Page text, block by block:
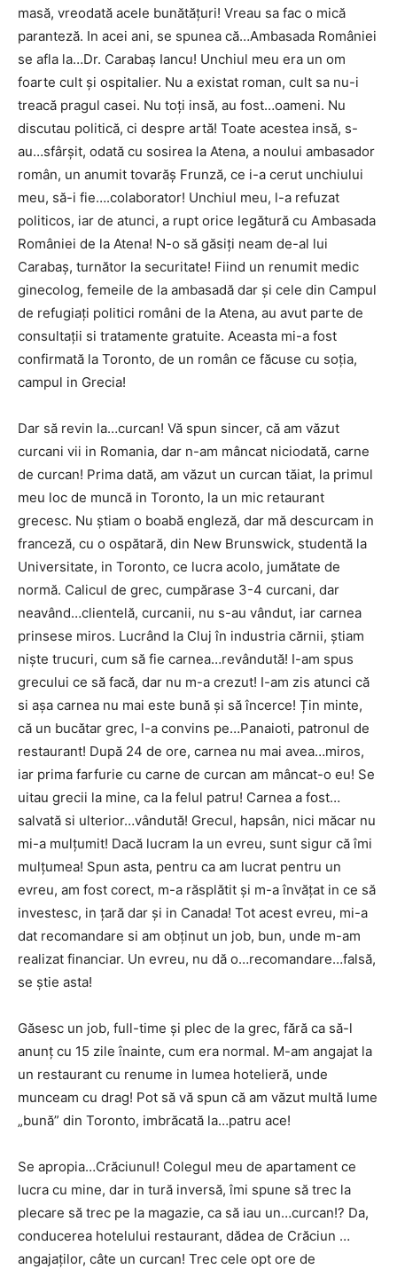
masă, vreodată acele bunătățuri! Vreau sa fac o mică
paranteză. In acei ani, se spunea că…Ambasada României
se afla la…Dr. Carabaș Iancu! Unchiul meu era un om
foarte cult și ospitalier. Nu a existat roman, cult sa nu-i
treacă pragul casei. Nu toți insă, au fost…oameni. Nu
discutau politică, ci despre artă! Toate acestea insă, s-
au…sfârșit, odată cu sosirea la Atena, a noului ambasador
român, un anumit tovarăș Frunză, ce i-a cerut unchiului
meu, să-i fie….colaborator! Unchiul meu, l-a refuzat
politicos, iar de atunci, a rupt orice legătură cu Ambasada
României de la Atena! N-o să găsiți neam de-al lui
Carabaș, turnător la securitate! Fiind un renumit medic
ginecolog, femeile de la ambasadă dar și cele din Campul
de refugiați politici români de la Atena, au avut parte de
consultații si tratamente gratuite. Aceasta mi-a fost
confirmată la Toronto, de un român ce făcuse cu soția,
campul in Grecia!
Dar să revin la…curcan! Vă spun sincer, că am văzut
curcani vii in Romania, dar n-am mâncat niciodată, carne
de curcan! Prima dată, am văzut un curcan tăiat, la primul
meu loc de muncă in Toronto, la un mic retaurant
grecesc. Nu știam o boabă engleză, dar mă descurcam in
franceză, cu o ospătară, din New Brunswick, studentă la
Universitate, in Toronto, ce lucra acolo, jumătate de
normă. Calicul de grec, cumpărase 3-4 curcani, dar
neavând…clientelă, curcanii, nu s-au vândut, iar carnea
prinsese miros. Lucrând la Cluj în industria cărnii, știam
niște trucuri, cum să fie carnea…revândută! I-am spus
grecului ce să facă, dar nu m-a crezut! I-am zis atunci că
si așa carnea nu mai este bună și să încerce! Țin minte,
că un bucătar grec, l-a convins pe…Panaioti, patronul de
restaurant! După 24 de ore, carnea nu mai avea…miros,
iar prima farfurie cu carne de curcan am mâncat-o eu! Se
uitau grecii la mine, ca la felul patru! Carnea a fost…
salvată si ulterior…vândută! Grecul, hapsân, nici măcar nu
mi-a mulțumit! Dacă lucram la un evreu, sunt sigur că îmi
mulțumea! Spun asta, pentru ca am lucrat pentru un
evreu, am fost corect, m-a răsplătit și m-a învățat in ce să
investesc, in țară dar și in Canada! Tot acest evreu, mi-a
dat recomandare si am obținut un job, bun, unde m-am
realizat financiar. Un evreu, nu dă o…recomandare…falsă,
se știe asta!
Găsesc un job, full-time și plec de la grec, fără ca să-l
anunț cu 15 zile înainte, cum era normal. M-am angajat la
un restaurant cu renume in lumea hotelieră, unde
munceam cu drag! Pot să vă spun că am văzut multă lume
„bună” din Toronto, imbrăcată la…patru ace!
Se apropia…Crăciunul! Colegul meu de apartament ce
lucra cu mine, dar in tură inversă, îmi spune să trec la
plecare să trec pe la magazie, ca să iau un…curcan!? Da,
conducerea hotelului restaurant, dădea de Crăciun …
angajaților, câte un curcan! Trec cele opt ore de